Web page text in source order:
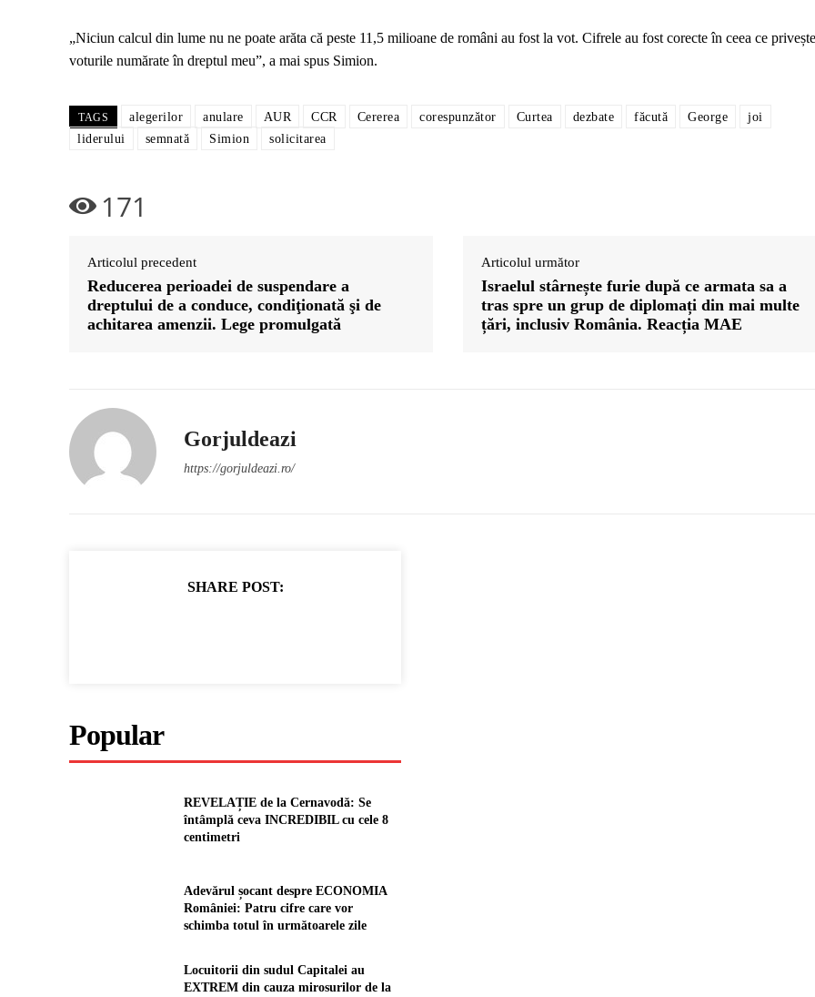
„Niciun calcul din lume nu ne poate arăta că peste 11,5 milioane de români au fost la vot. Cifrele au fost corecte în ceea ce privește
voturile numărate în dreptul meu”, a mai spus Simion.
TAGS alegerilor anulare AUR CCR Cererea corespunzător Curtea dezbate făcută George
joi
liderului
semnată Simion solicitarea
171
Articolul precedent
Reducerea perioadei de suspendare a
dreptului de a conduce, condiţionată şi de
achitarea amenzii. Lege promulgată
Articolul următor
Israelul stârnește furie după ce armata sa a
tras spre un grup de diplomați din mai multe
țări, inclusiv România. Reacția MAE
Gorjuldeazi
https://gorjuldeazi.ro/
SHARE POST:
Popular
REVELAȚIE de la Cernavodă: Se
întâmplă ceva INCREDIBIL cu cele 8
centimetri
Adevărul șocant despre ECONOMIA
României: Patru cifre care vor
schimba totul în următoarele zile
Locuitorii din sudul Capitalei au
EXTREM din cauza mirosurilor de la